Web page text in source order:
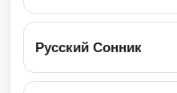
Русский Сонник